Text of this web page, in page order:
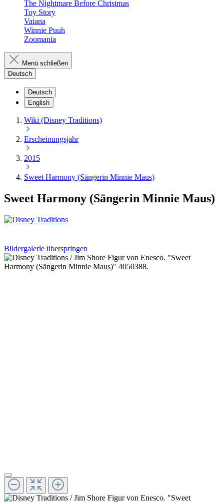
The Nightmare Before Christmas
Toy Story
Vaiana
Winnie Puuh
Zoomania
Menü schließen
Deutsch
Deutsch
English
Wiki (Disney Traditions)
Erscheinungsjahr
2015
Sweet Harmony (Sängerin Minnie Maus)
Sweet Harmony (Sängerin Minnie Maus)
Bildergalerie überspringen